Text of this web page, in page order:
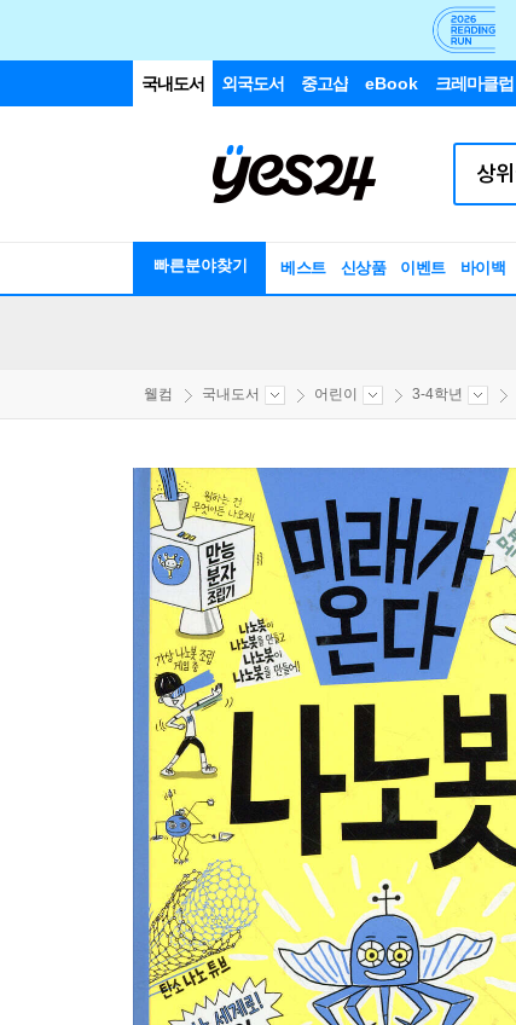
국내도서 외국도서 중고샵 eBook 크레마클럽
빠른분야찾기 베스트 신상품 이벤트 바이백
웰컴 국내도서 어린이 3-4학년